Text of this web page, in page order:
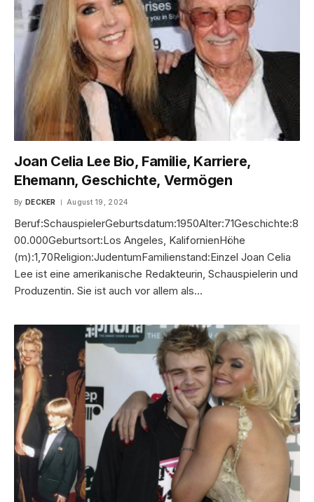
Joan Celia Lee Bio, Familie, Karriere,
Ehemann, Geschichte, Vermögen
By DECKER August 19, 2024
Beruf:SchauspielerGeburtsdatum:1950Alter:71Geschichte:8
00.000Geburtsort:Los Angeles, KalifornienHöhe
(m):1,70Religion:JudentumFamilienstand:Einzel Joan Celia
Lee ist eine amerikanische Redakteurin, Schauspielerin und
Produzentin. Sie ist auch vor allem als…